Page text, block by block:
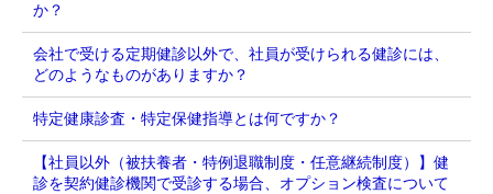
か？
会社で受ける定期健診以外で、社員が受けられる健診には、
どのようなものがありますか？
特定健康診査・特定保健指導とは何ですか？
【社員以外（被扶養者・特例退職制度・任意継続制度）】健
診を契約健診機関で受診する場合、オプション検査について